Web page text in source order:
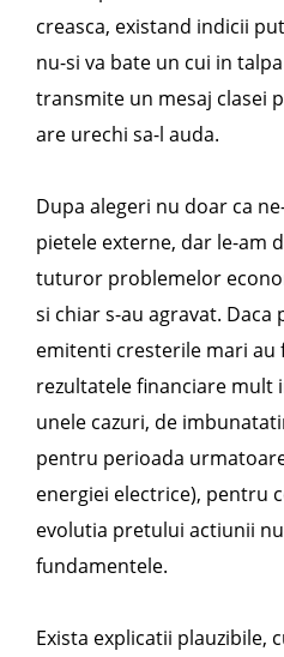
creasca, existand indicii
nu-si va bate un cui in
transmite un mesaj clasei
are urechi sa-l auda.
Dupa alegeri nu doar ca
pietele externe, dar le-am
tuturor problemelor
si chiar s-au agravat.
emitenti cresterile mari au
rezultatele financiare mult
unele cazuri, de
pentru perioada
energiei electrice), pentru
evolutia pretului actiunii
fundamentele.
Exista explicatii plauzibile,